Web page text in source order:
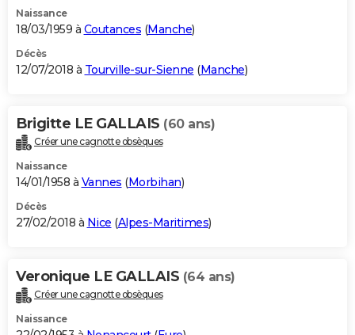
Naissance
18/03/1959 à Coutances (Manche)
Décès
12/07/2018 à Tourville-sur-Sienne (Manche)
Brigitte LE GALLAIS (60 ans)
Créer une cagnotte obsèques
Naissance
14/01/1958 à Vannes (Morbihan)
Décès
27/02/2018 à Nice (Alpes-Maritimes)
Veronique LE GALLAIS (64 ans)
Créer une cagnotte obsèques
Naissance